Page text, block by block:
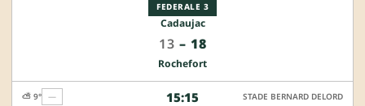
FEDERALE 3
Cadaujac
13 – 18
Rochefort
15:15
⛅ 9° — STADE BERNARD DELORD